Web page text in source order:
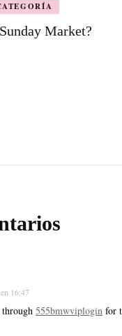
Market?
16:47
555bmwviplogin for